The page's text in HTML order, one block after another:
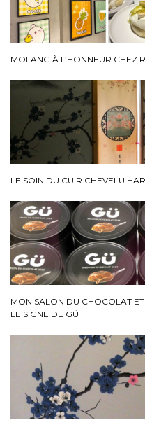
MOLANG À L’HONNEUR CHEZ
LE SOIN DU CUIR CHEVELU
MON SALON DU CHOCOLAT
LE SIGNE DE GÜ